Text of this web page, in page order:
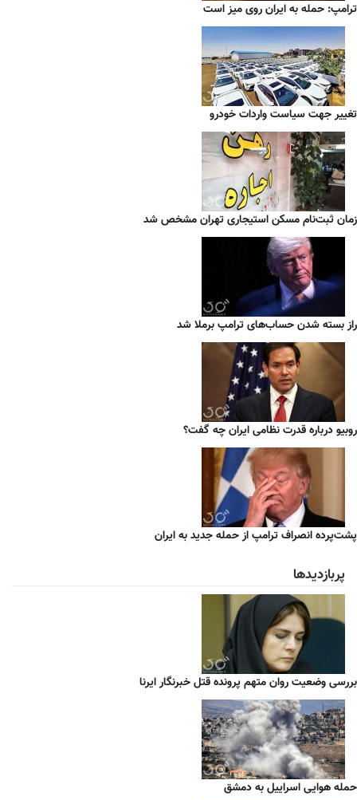
ترامپ: حمله به ایران روی میز است
تغییر جهت سیاست واردات خودرو
زمان ثبت‌نام مسکن استیجاری تهران مشخص شد
راز بسته شدن حساب‌های ترامپ برملا شد
روبیو درباره قدرت نظامی ایران چه گفت؟
پشت‌پرده انصراف ترامپ از حمله جدید به ایران
پربازدیدها
بررسی وضعیت روان متهم پرونده قتل خبرنگار ایرنا
حمله هوایی اسراییل به دمشق